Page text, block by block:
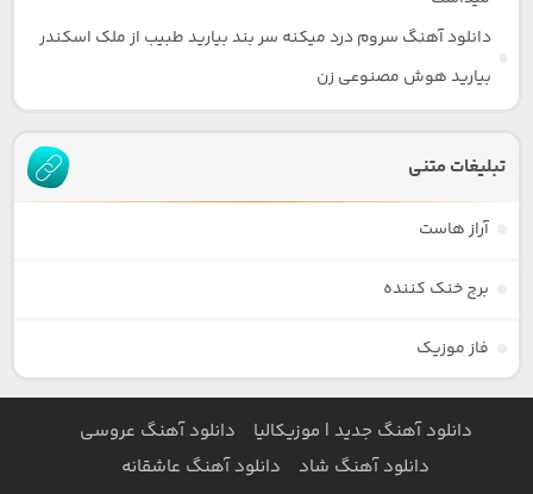
دانلود آهنگ سروم درد میکنه سر بند بیارید طبیب از ملک اسکندر
بیارید هوش مصنوعی زن
تبلیغات متنی
آراز هاست
برج خنک کننده
فاز موزیک
دانلود آهنگ جدید | موزیکالیا
دانلود آهنگ عروسی
دانلود آهنگ شاد
دانلود آهنگ عاشقانه